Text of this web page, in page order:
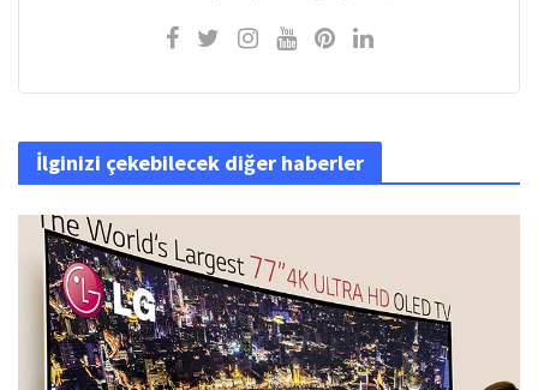
İlginizi çekebilecek diğer haberler